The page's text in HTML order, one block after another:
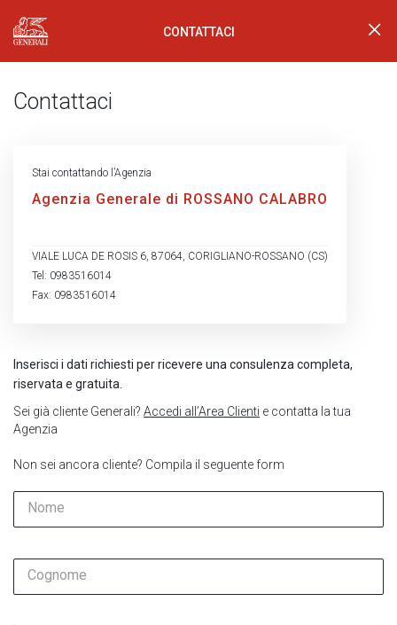
Generali Logo CONTATTACI
Contattaci
Inserisci i dati richiesti per ricevere una consulenza completa,
riservata e gratuita.
Sei già cliente Generali? Accedi all’Area Clienti e contatta la tua
Agenzia
Non sei ancora cliente? Compila il seguente form
Nome
Cognome
Stai contattando l’Agenzia
Agenzia Generale di ROSSANO CALABRO
VIALE LUCA DE ROSIS 6, 87064, CORIGLIANO-ROSSANO (CS)
Tel: 0983516014
Fax: 0983516014